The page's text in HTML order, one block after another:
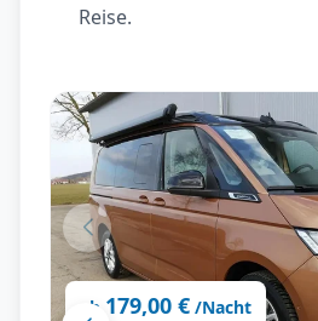
Reise.
ab 179,00 € /Nacht